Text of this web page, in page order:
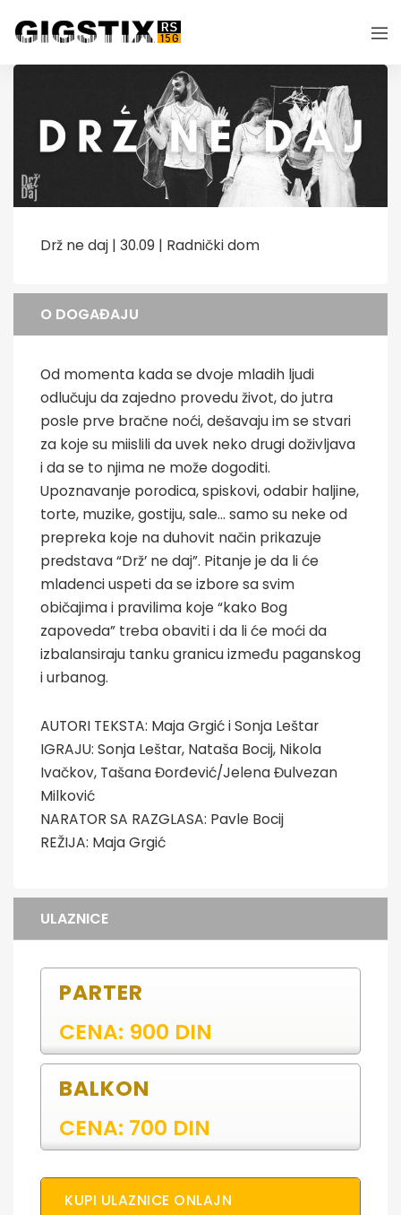
Drž ne daj | 30.09 | Radnički dom
O DOGAĐAJU
Od momenta kada se dvoje mladih ljudi
odlučuju da zajedno provedu život, do jutra
posle prve bračne noći, dešavaju im se stvari
za koje su miislili da uvek neko drugi doživljava
i da se to njima ne može dogoditi.
Upoznavanje porodica, spiskovi, odabir haljine,
torte, muzike, gostiju, sale… samo su neke od
prepreka koje na duhovit način prikazuje
predstava “Drž’ ne daj”. Pitanje je da li će
mladenci uspeti da se izbore sa svim
običajima i pravilima koje “kako Bog
zapoveda” treba obaviti i da li će moći da
izbalansiraju tanku granicu između paganskog
i urbanog.
AUTORI TEKSTA: Maja Grgić i Sonja Leštar
IGRAJU: Sonja Leštar, Nataša Bocij, Nikola
Ivačkov, Tašana Đorđević/Jelena Đulvezan
Milković
NARATOR SA RAZGLASA: Pavle Bocij
REŽIJA: Maja Grgić
ULAZNICE
PARTER
CENA: 900 DIN
BALKON
CENA: 700 DIN
KUPI ULAZNICE ONLAJN